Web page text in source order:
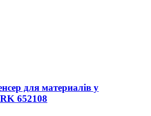
для материалів у
652108